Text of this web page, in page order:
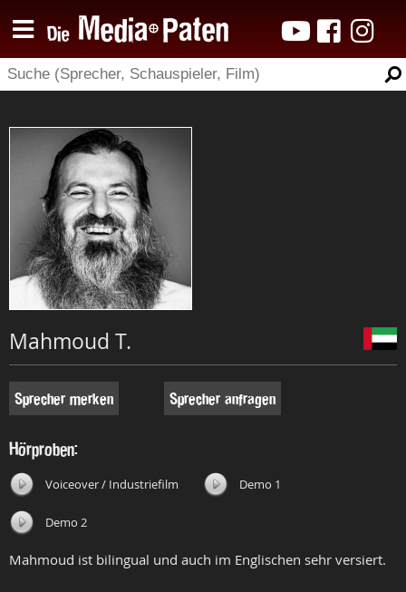
Mahmoud T.
Sprecher merken Sprecher anfragen
Hörproben:
Voiceover / Industriefilm Demo 1
Demo 2
Mahmoud ist bilingual und auch im Englischen sehr versiert.